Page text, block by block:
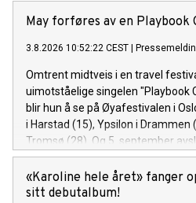
May forføres av en Playbook
3.8.2026 10:52:22 CEST
Omtrent midtveis i en travel
uimotståelige singelen "Playbook
blir hun å se på Øyafestivalen i
i Harstad (15), Ypsilon i Drammen
Tromsø (28). Og 5. september
festivalsesongen med Spirefest i
«Karoline hele året» fanger
sitt debutalbum!